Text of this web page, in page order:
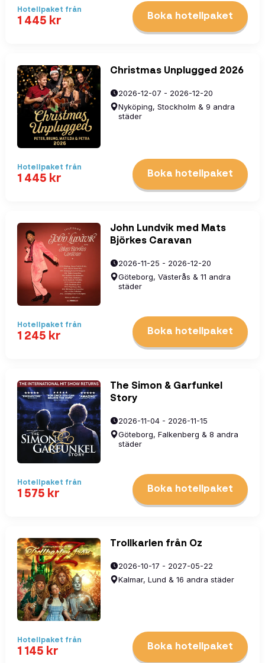
Hotellpaket från
1 445 kr Boka hotellpaket
Christmas Unplugged 2026
2026-12-07 - 2026-12-20
Nyköping, Stockholm & 9 andra
städer
Hotellpaket från
1 445 kr Boka hotellpaket
John Lundvik med Mats
Björkes Caravan
2026-11-25 - 2026-12-20
Göteborg, Västerås & 11 andra
städer
Hotellpaket från
1 245 kr Boka hotellpaket
The Simon & Garfunkel
Story
2026-11-04 - 2026-11-15
Göteborg, Falkenberg & 8 andra
städer
Hotellpaket från
1 575 kr Boka hotellpaket
Trollkarlen från Oz
2026-10-17 - 2027-05-22
Kalmar, Lund & 16 andra städer
Hotellpaket från
1 145 kr Boka hotellpaket